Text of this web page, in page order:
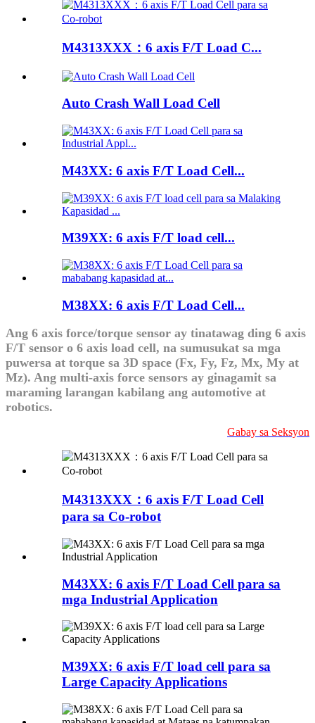
M4313XXX：6 axis F/T Load C...
Auto Crash Wall Load Cell
M43XX: 6 axis F/T Load Cell...
M39XX: 6 axis F/T load cell...
M38XX: 6 axis F/T Load Cell...
Ang 6 axis force/torque sensor ay tinatawag ding 6 axis
F/T sensor o 6 axis load cell, na sumusukat sa mga
puwersa at torque sa 3D space (Fx, Fy, Fz, Mx, My at
Mz). Ang multi-axis force sensors ay ginagamit sa
maraming larangan kabilang ang automotive at
robotics.
Gabay sa Seksyon
M4313XXX：6 axis F/T Load Cell
para sa Co-robot
M43XX: 6 axis F/T Load Cell para sa
mga Industrial Application
M39XX: 6 axis F/T load cell para sa
Large Capacity Applications